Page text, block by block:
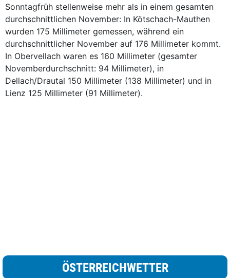
Sonntagfrüh stellenweise mehr als in einem gesamten
durchschnittlichen November: In Kötschach-Mauthen
wurden 175 Millimeter gemessen, während ein
durchschnittlicher November auf 176 Millimeter kommt.
In Obervellach waren es 160 Millimeter (gesamter
Novemberdurchschnitt: 94 Millimeter), in
Dellach/Drautal 150 Millimeter (138 Millimeter) und in
Lienz 125 Millimeter (91 Millimeter).
ÖSTERREICHWETTER